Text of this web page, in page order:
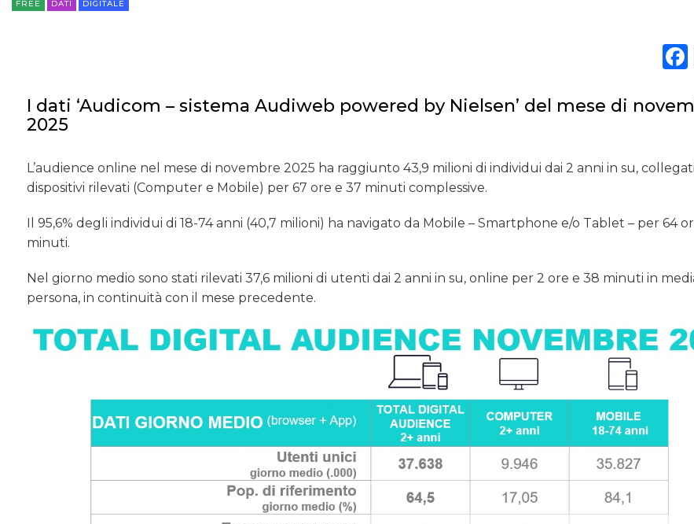
FREE DATI DIGITALE
I dati ‘Audicom – sistema Audiweb powered by Nielsen’ del mese di
2025
L’audience online nel mese di novembre 2025 ha raggiunto 43,9 milioni di individui dai 2 anni in su,
dispositivi rilevati (Computer e Mobile) per 67 ore e 37 minuti complessive.
Il 95,6% degli individui di 18-74 anni (40,7 milioni) ha navigato da Mobile – Smartphone e/o Tablet – per 64
minuti.
Nel giorno medio sono stati rilevati 37,6 milioni di utenti dai 2 anni in su, online per 2 ore e 38 minuti in
persona, in continuità con il mese precedente.